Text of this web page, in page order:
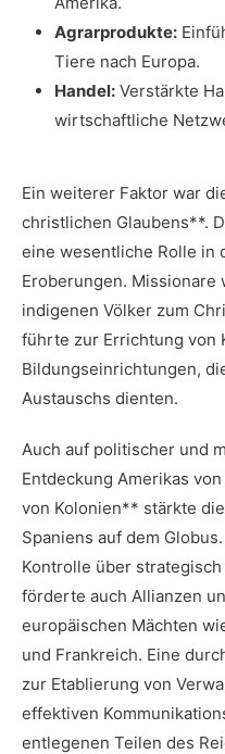
Agrarprodukte:
Tiere nach Europa.
Handel: ⁣Verstärkte
wirtschaftliche
Ein weiterer Faktor war
⁢christlichen Glaubens**.
eine⁣ wesentliche Rolle in
Eroberungen. Missionare
indigenen Völker zum
führte zur Errichtung⁤ von
Bildungseinrichtungen,
Austauschs‌ dienten.
Auch auf‌ politischer und
Entdeckung​ Amerikas
von Kolonien** stärkte
Spaniens auf dem
Kontrolle über
förderte auch Allianzen
europäischen Mächten
und Frankreich. Eine
zur⁤ Etablierung von
effektiven
entlegenen ‌Teilen ⁣des‌